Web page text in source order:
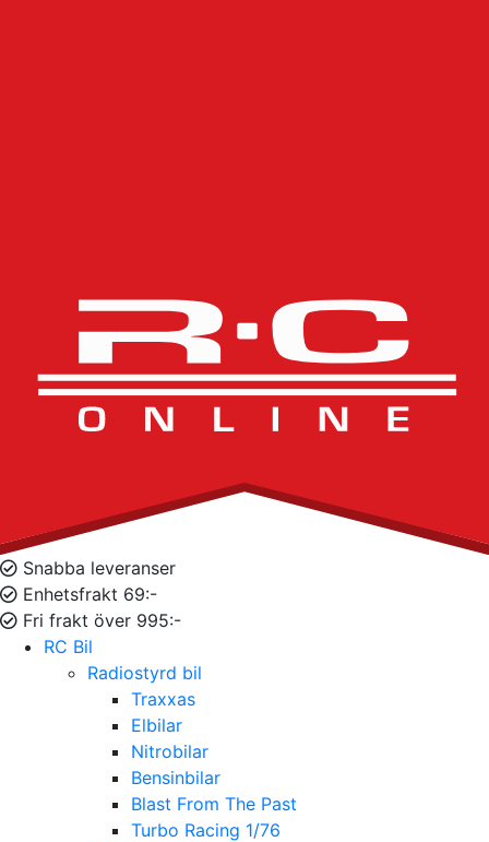
Snabba leveranser
Enhetsfrakt 69:-
Fri frakt över 995:-
RC Bil
Radiostyrd bil
Traxxas
Elbilar
Nitrobilar
Bensinbilar
Blast From The Past
Turbo Racing 1/76